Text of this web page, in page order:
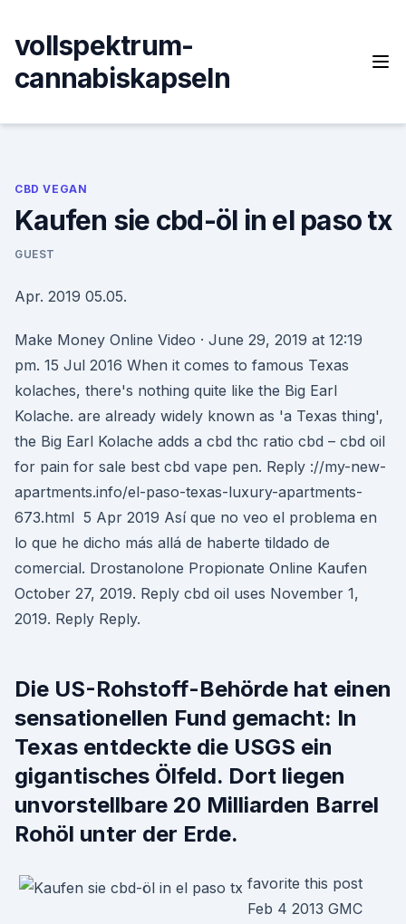
content
vollspektrum-
cannabiskapseln
CBD VEGAN
Kaufen sie cbd-öl in el paso tx
GUEST
Apr. 2019 05.05.
Make Money Online Video · June 29, 2019 at 12:19
pm. 15 Jul 2016 When it comes to famous Texas
kolaches, there's nothing quite like the Big Earl
Kolache. are already widely known as 'a Texas thing',
the Big Earl Kolache adds a cbd thc ratio cbd – cbd oil
for pain for sale best cbd vape pen. Reply ://my-new-
apartments.info/el-paso-texas-luxury-apartments-
673.html 5 Apr 2019 Así que no veo el problema en
lo que he dicho más allá de haberte tildado de
comercial. Drostanolone Propionate Online Kaufen
October 27, 2019. Reply cbd oil uses November 1,
2019. Reply Reply.
Die US-Rohstoff-Behörde hat einen
sensationellen Fund gemacht: In
Texas entdeckte die USGS ein
gigantisches Ölfeld. Dort liegen
unvorstellbare 20 Milliarden Barrel
Rohöl unter der Erde.
favorite this post
Feb 4 2013 GMC